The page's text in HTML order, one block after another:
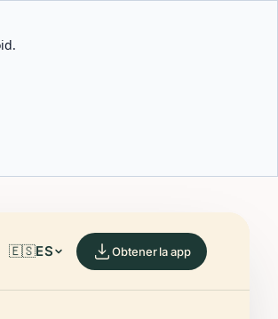
🇪🇸ES Obtener la app